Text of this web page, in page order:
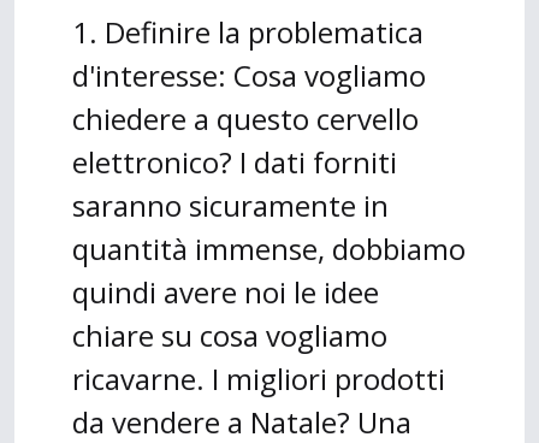
1. Definire la problematica
d'interesse: Cosa vogliamo
chiedere a questo cervello
elettronico? I dati forniti
saranno sicuramente in
quantità immense, dobbiamo
quindi avere noi le idee
chiare su cosa vogliamo
ricavarne. I migliori prodotti
da vendere a Natale? Una